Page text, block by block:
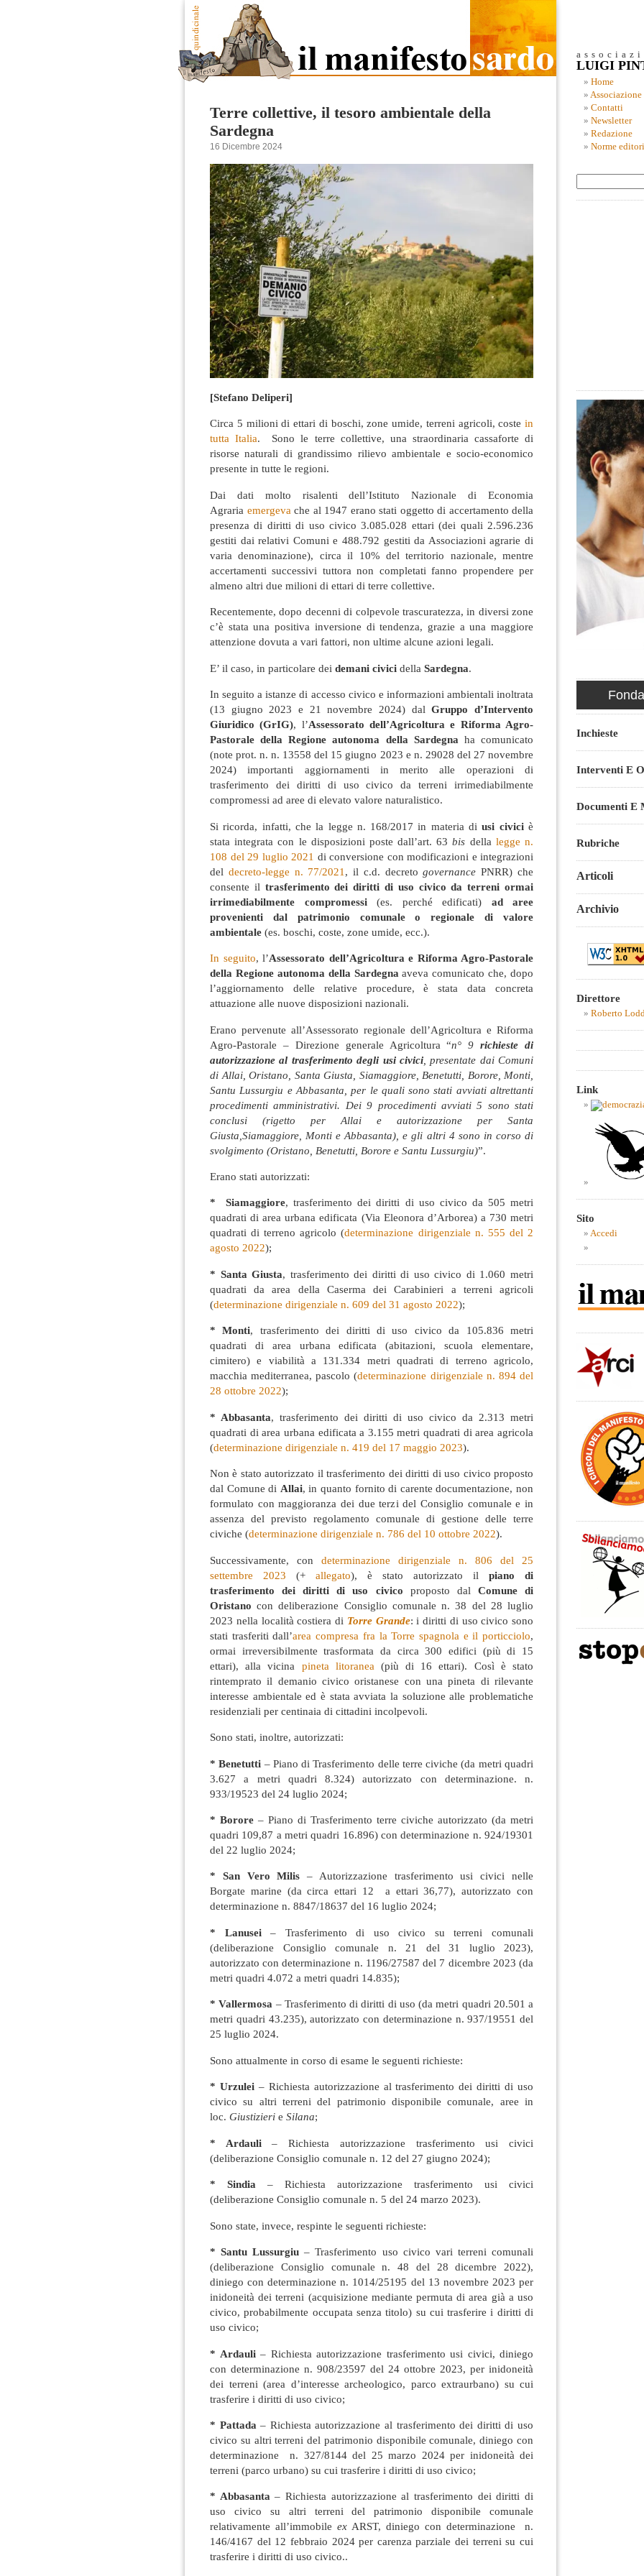
Terre collettive, il tesoro ambientale della
Sardegna
16 Dicembre 2024
[Stefano Deliperi]
Circa 5 milioni di ettari di boschi, zone umide, terreni agricoli, coste in
tutta Italia. Sono le terre collettive, una straordinaria cassaforte di
risorse naturali di grandissimo rilievo ambientale e socio-economico
presente in tutte le regioni.
Dai dati molto risalenti dell’Istituto Nazionale di Economia
Agraria emergeva che al 1947 erano stati oggetto di accertamento della
presenza di diritti di uso civico 3.085.028 ettari (dei quali 2.596.236
gestiti dai relativi Comuni e 488.792 gestiti da Associazioni agrarie di
varia denominazione), circa il 10% del territorio nazionale, mentre
accertamenti successivi tuttora non completati fanno propendere per
almeno altri due milioni di ettari di terre collettive.
Recentemente, dopo decenni di colpevole trascuratezza, in diversi zone
c’è stata una positiva inversione di tendenza, grazie a una maggiore
attenzione dovuta a vari fattori, non ultime alcune azioni legali.
E’ il caso, in particolare dei demani civici della Sardegna.
In seguito a istanze di accesso civico e informazioni ambientali inoltrata
(13 giugno 2023 e 21 novembre 2024) dalGruppo d’Intervento
Giuridico (GrIG), l’Assessorato dell’Agricoltura e Riforma Agro-
Pastorale della Regione autonoma della Sardegna ha comunicato
(note prot. n. n. 13558 del 15 giugno 2023 e n. 29028 del 27 novembre
2024) importanti aggiornamenti in merito alle operazioni di
trasferimento dei diritti di uso civico da terreni irrimediabilmente
compromessi ad aree di elevato valore naturalistico.
Si ricorda, infatti, che la legge n. 168/2017 in materia diusi civiciè
stata integrata con le disposizioni poste dall’art. 63bis della legge n.
108 del 29 luglio 2021 di conversione con modificazioni e integrazioni
del decreto-legge n. 77/2021 , il c.d. decretogovernance PNRR) che
consente il trasferimento dei diritti di uso civico da terreni ormai
irrimediabilmente compromessi(es. perché edificati) ad aree
provenienti dal patrimonio comunale o regionale di valore
ambientale (es. boschi, coste, zone umide, ecc.).
In seguito, l’Assessorato dell’Agricoltura e Riforma Agro-Pastorale
della Regione autonoma della Sardegna aveva comunicato che, dopo
l’aggiornamento delle relative procedure, è stata data concreta
attuazione alle nuove disposizioni nazionali.
Erano pervenute all’Assessorato regionale dell’Agricoltura e Riforma
Agro-Pastorale – Direzione generale Agricoltura “n° 9richieste di
autorizzazione al trasferimento degli usi civici, presentate dai Comuni
di Allai, Oristano, Santa Giusta, Siamaggiore, Benetutti, Borore, Monti,
Santu Lussurgiu e Abbasanta, per le quali sono stati avviati altrettanti
procedimenti amministrativi. Dei 9 procedimenti avviati 5 sono stati
conclusi (rigetto per Allai e autorizzazione per Santa
Giusta,Siamaggiore, Monti e Abbasanta), e gli altri 4 sono in corso di
svolgimento (Oristano, Benetutti, Borore e Santu Lussurgiu)”.
Erano stati autorizzati:
* Siamaggiore, trasferimento dei diritti di uso civico da 505 metri
quadrati di area urbana edificata (Via Eleonora d’Arborea) a 730 metri
quadrati di terreno agricolo (determinazione dirigenziale n. 555 del 2
agosto 2022);
* Santa Giusta, trasferimento dei diritti di uso civico di 1.060 metri
quadrati da area della Caserma dei Carabinieri a terreni agricoli
(determinazione dirigenziale n. 609 del 31 agosto 2022);
* Monti, trasferimento dei diritti di uso civico da 105.836 metri
quadrati di area urbana edificata (abitazioni, scuola elementare,
cimitero) e viabilità a 131.334 metri quadrati di terreno agricolo,
macchia mediterranea, pascolo (determinazione dirigenziale n. 894 del
28 ottobre 2022);
* Abbasanta, trasferimento dei diritti di uso civico da 2.313 metri
quadrati di area urbana edificata a 3.155 metri quadrati di area agricola
(determinazione dirigenziale n. 419 del 17 maggio 2023).
Non è stato autorizzato il trasferimento dei diritti di uso civico proposto
dal Comune di Allai, in quanto fornito di carente documentazione, non
formulato con maggioranza dei due terzi del Consiglio comunale e in
assenza del previsto regolamento comunale di gestione delle terre
civiche (determinazione dirigenziale n. 786 del 10 ottobre 2022).
Successivamente, con determinazione dirigenziale n. 806 del 25
settembre 2023 (+ allegato), è stato autorizzato il piano di
trasferimento dei diritti di uso civico proposto dal Comune di
Oristanocon deliberazione Consiglio comunale n. 38 del 28 luglio
2023 nella località costiera di Torre Grande: i diritti di uso civico sono
stati trasferiti dall’area compresa fra la Torre spagnola e il porticciolo,
ormai irreversibilmente trasformata da circa 300 edifici (più di 15
ettari), alla vicina pineta litoranea (più di 16 ettari). Così è stato
rintemprato il demanio civico oristanese con una pineta di rilevante
interesse ambientale ed è stata avviata la soluzione alle problematiche
residenziali per centinaia di cittadini incolpevoli.
Sono stati, inoltre, autorizzati:
* Benetutti – Piano di Trasferimento delle terre civiche (da metri quadri
3.627 a metri quadri 8.324) autorizzato con determinazione. n.
933/19523 del 24 luglio 2024;
* Borore – Piano di Trasferimento terre civiche autorizzato (da metri
quadri 109,87 a metri quadri 16.896) con determinazione n. 924/19301
del 22 luglio 2024;
* San Vero Milis – Autorizzazione trasferimento usi civici nelle
Borgate marine (da circa ettari 12 a ettari 36,77), autorizzato con
determinazione n. 8847/18637 del 16 luglio 2024;
* Lanusei– Trasferimento di uso civico su terreni comunali
(deliberazione Consiglio comunale n. 21 del 31 luglio 2023),
autorizzato con determinazione n. 1196/27587 del 7 dicembre 2023 (da
metri quadri 4.072 a metri quadri 14.835);
* Vallermosa – Trasferimento di diritti di uso (da metri quadri 20.501 a
metri quadri 43.235), autorizzato con determinazione n. 937/19551 del
25 luglio 2024.
Sono attualmente in corso di esame le seguenti richieste:
* Urzulei– Richiesta autorizzazione al trasferimento dei diritti di uso
civico su altri terreni del patrimonio disponibile comunale, aree in
loc. Giustizieri e Silana;
* Ardauli– Richiesta autorizzazione trasferimento usi civici
(deliberazione Consiglio comunale n. 12 del 27 giugno 2024);
* Sindia – Richiesta autorizzazione trasferimento usi civici
(deliberazione Consiglio comunale n. 5 del 24 marzo 2023).
Sono state, invece, respinte le seguenti richieste:
* Santu Lussurgiu – Trasferimento uso civico vari terreni comunali
(deliberazione Consiglio comunale n. 48 del 28 dicembre 2022),
diniego con determinazione n. 1014/25195 del 13 novembre 2023 per
inidoneità dei terreni (acquisizione mediante permuta di area già a uso
civico, probabilmente occupata senza titolo) su cui trasferire i diritti di
uso civico;
* Ardauli– Richiesta autorizzazione trasferimento usi civici, diniego
con determinazione n. 908/23597 del 24 ottobre 2023, per inidoneità
dei terreni (area d’interesse archeologico, parco extraurbano) su cui
trasferire i diritti di uso civico;
* Pattada – Richiesta autorizzazione al trasferimento dei diritti di uso
civico su altri terreni del patrimonio disponibile comunale, diniego con
determinazione n. 327/8144 del 25 marzo 2024 per inidoneità dei
terreni (parco urbano) su cui trasferire i diritti di uso civico;
* Abbasanta– Richiesta autorizzazione al trasferimento dei diritti di
uso civico su altri terreni del patrimonio disponibile comunale
relativamente all’immobile exARST, diniego con determinazione n.
146/4167 del 12 febbraio 2024 per carenza parziale dei terreni su cui
trasferire i diritti di uso civico..
LUIGI
Home
Associazione
Contatti
Newsletter
Redazione
Norme
Inchieste
Interventi E
Documenti E
Rubriche
Articoli
Archivio
Direttore
Roberto
Link
Sito
Accedi